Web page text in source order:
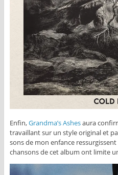
Enfin,Grandma’s Ashesaura
travaillant sur un style original et
sons de mon enfance
chansons de cet album ont limite